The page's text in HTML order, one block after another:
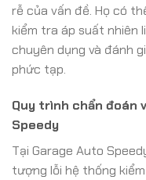
rễ của vấn đề. Họ có
kiểm tra áp suất nhiên
chuyên dụng và đánh
phức tạp.
Quy trình chẩn đoán
Speedy
Tại Garage Auto
tượng lỗi hệ thống